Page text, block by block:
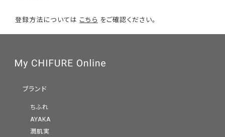
登録方法については こちら をご確認ください。
ブランド
ちふれ
AYAKA
潤肌実